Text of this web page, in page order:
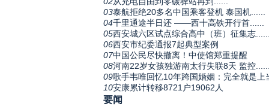
03泰航拒绝20多名中国乘客登机 泰国机......
04千里通途半日还 ——西十高铁开行首......
05西安城六区试点综合高中（班）征集志......
06西安市纪委通报7起典型案例
07中国公民尽快撤离！中使馆郑重提醒
08河南22岁女孩独游南太行失联8天 监控......
09歌手韦唯回忆10年跨国婚姻：完全就是上
10安康累计转移8721户19062人
要闻